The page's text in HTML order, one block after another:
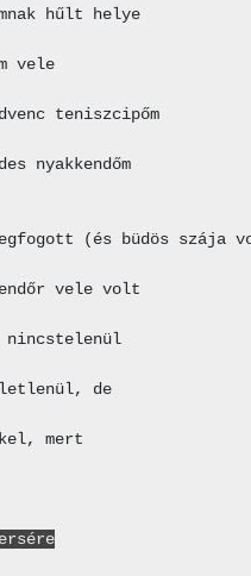
nyakkendőm
mert